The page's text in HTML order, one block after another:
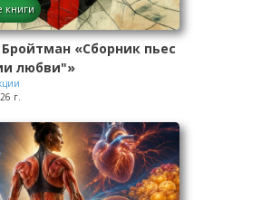
книги
«Сборник пьес
любви"»
г.